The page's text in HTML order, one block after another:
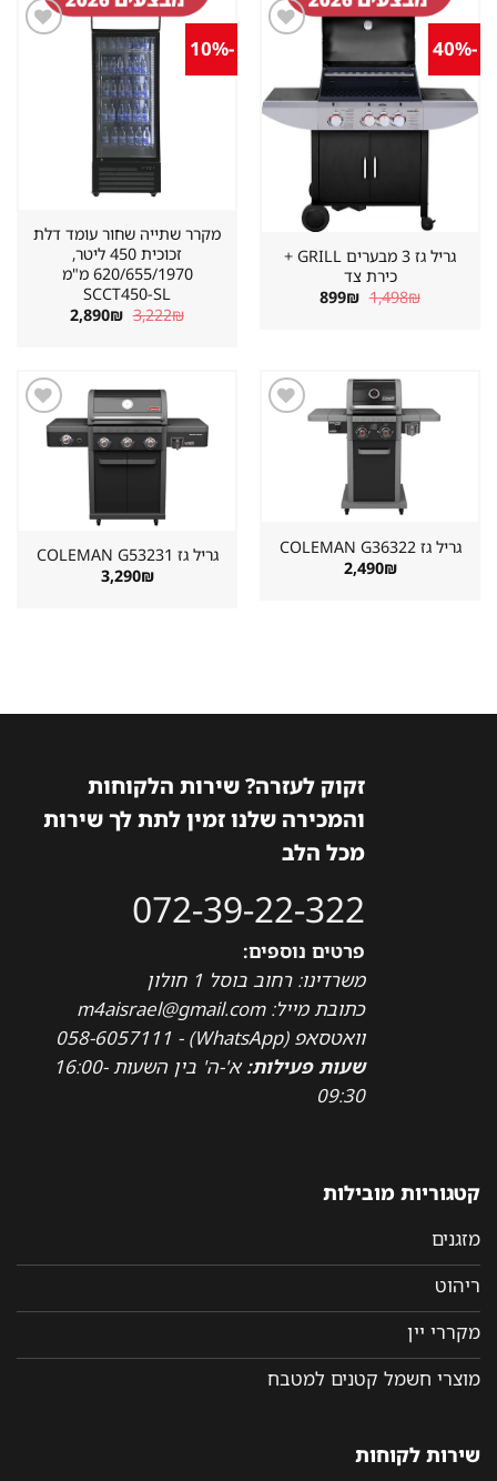
במועדפים
גריל גז 3 מבערים GRILL +
כירת צד
1,498₪ המחיר
899₪ המחיר
מקרר שתייה שחור עומד דלת
זכוכית 450 ליטר,
620/655/1970 מ"מ
SCCT450-SL
3,222₪ המחיר
המקורי
2,890₪ המחיר
הנוכחי
גריל גז ⁦COLEMAN G36322⁩
2,490₪
שמור
מוצר
גריל גז ⁦COLEMAN G53231⁩
3,290₪
זקוק לעזרה? שירות הלקוחות
והמכירה שלנו זמין לתת לך שירות
מכל הלב
072-39-22-322
פרטים נוספים:
משרדינו: רחוב בוסל 1 חולון
כתובת מייל: m4aisrael@gmail.com
וואטסאפ (WhatsApp) - 058-6057111
שעות פעילות:
א'-ה' בין השעות 16:00-
09:30
קטגוריות מובילות
מזגנים
ריהוט
מקררי יין
מוצרי חשמל קטנים למטבח
שירות לקוחות